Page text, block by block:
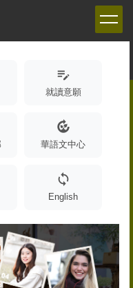
edit_note
就讀意願
compost
華語文中心
sync
English